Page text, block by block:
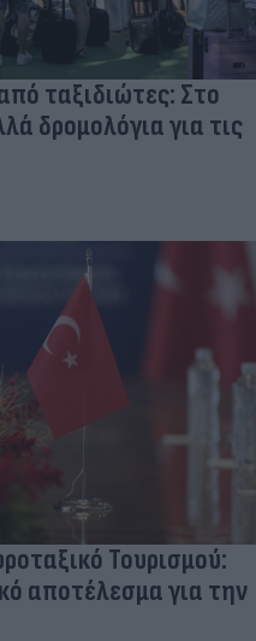
ταξιδιώτες: Στο
δρομολόγια για τις
Τουρισμού:
αποτέλεσμα για την